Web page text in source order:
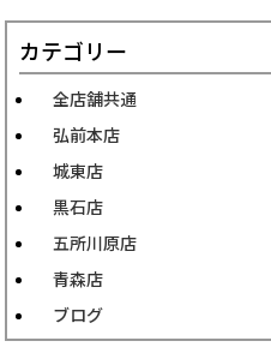
カテゴリー
全店舗共通
弘前本店
城東店
黒石店
五所川原店
青森店
ブログ